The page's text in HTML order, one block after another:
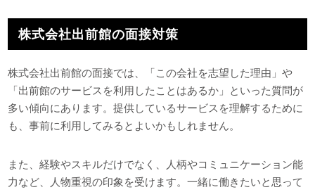
株式会社出前館の面接対策
株式会社出前館の面接では、「この会社を志望した理由」や
「出前館のサービスを利用したことはあるか」といった質問が
多い傾向にあります。提供しているサービスを理解するために
も、事前に利用してみるとよいかもしれません。
また、経験やスキルだけでなく、人柄やコミュニケーション能
力など、人物重視の印象を受けます。一緒に働きたいと思って